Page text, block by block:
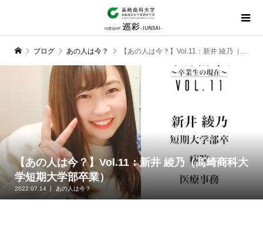
ブログ あの人は今？ 【あの人は今？】Vol.11：新井 綾乃（高崎商科大学短期大学部卒業）
【あの人は今？】Vol.11：新井 綾乃（高崎商科大
学短期大学部卒業）
2022.07.14 あの人は今？